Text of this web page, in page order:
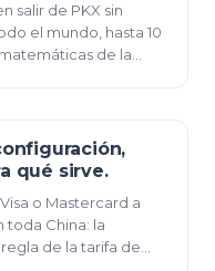
salir de PKX sin
el mundo, hasta 10
de la
qué sirve.
o Mastercard a
toda China: la
de la tarifa de